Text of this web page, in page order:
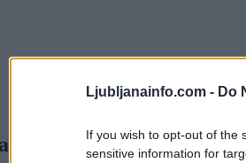
Ljubljanainfo.com - Do
If you wish to opt-out of the
sensitive information for